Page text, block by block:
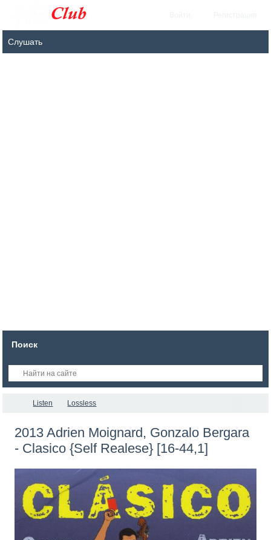
Поиск
Listen Lossless
2013 Adrien Moignard, Gonzalo Bergara
- Clasico {Self Realese} [16-44,1]